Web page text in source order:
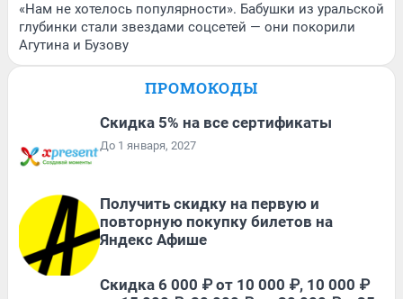
«Нам не хотелось популярности». Бабушки из уральской
глубинки стали звездами соцсетей — они покорили
Агутина и Бузову
ПРОМОКОДЫ
Скидка 5% на все сертификаты
До 1 января, 2027
Получить скидку на первую и
повторную покупку билетов на
Яндекс Афише
Скидка 6 000 ₽ от 10 000 ₽, 10 000 ₽